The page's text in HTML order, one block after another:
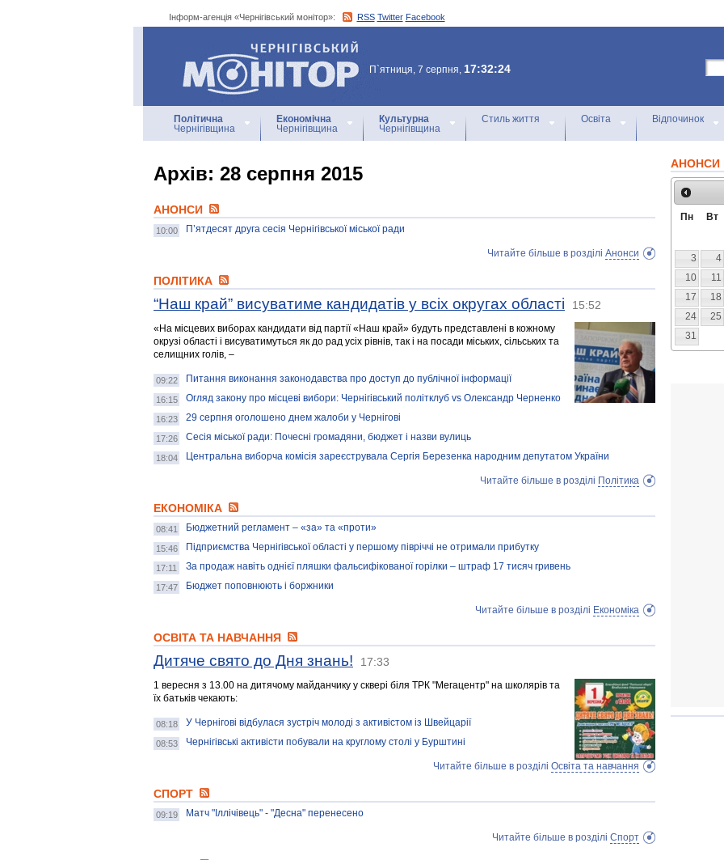
Інформ-агенція «Чернігівський монітор»: RSS Twitter Facebook
Інформ-агенція
«Чернігівський монітор»
П`ятниця, 7 серпня, 17:32:24
Політична
Чернігівщина
Економічна
Чернігівщина
Культурна
Чернігівщина
Стиль життя Освіта Відпочинок
Архiв: 28 серпня 2015
АНОНСИ
10:00 П’ятдесят друга сесія Чернігівської міської ради
Читайте більше в розділі Анонси
ПОЛІТИКА
“Наш край” висуватиме кандидатів у всіх округах області 15:52
«На місцевих виборах кандидати від партії «Наш край» будуть представлені в кожному
окрузі області і висуватимуться як до рад усіх рівнів, так і на посади міських, сільських та
селищних голів, –
09:22 Питання виконання законодавства про доступ до публічної інформації
16:15 Огляд закону про місцеві вибори: Чернігівський політклуб vs Олександр Черненко
16:23 29 серпня оголошено днем жалоби у Чернігові
17:26 Сесія міської ради: Почесні громадяни, бюджет і назви вулиць
18:04 Центральна виборча комісія зареєструвала Сергія Березенка народним депутатом України
Читайте більше в розділі Політика
ЕКОНОМІКА
08:41 Бюджетний регламент – «за» та «проти»
15:46 Підприємства Чернігівської області у першому півріччі не отримали прибутку
17:11 За продаж навіть однієї пляшки фальсифікованої горілки – штраф 17 тисяч гривень
17:47 Бюджет поповнюють і боржники
Читайте більше в розділі Економіка
ОСВІТА ТА НАВЧАННЯ
Дитяче свято до Дня знань! 17:33
1 вересня з 13.00 на дитячому майданчику у сквері біля ТРК "Мегацентр" на школярів та
їх батьків чекають:
08:18 У Чернігові відбулася зустріч молоді з активістом із Швейцарії
08:53 Чернігівські активісти побували на круглому столі у Бурштині
Читайте більше в розділі Освіта та навчання
СПОРТ
09:19 Матч "Іллічівець" - "Десна" перенесено
Читайте більше в розділі Спорт
АНОНСИ
Пн Вт
3
4
10
11
17
18
24
25
31